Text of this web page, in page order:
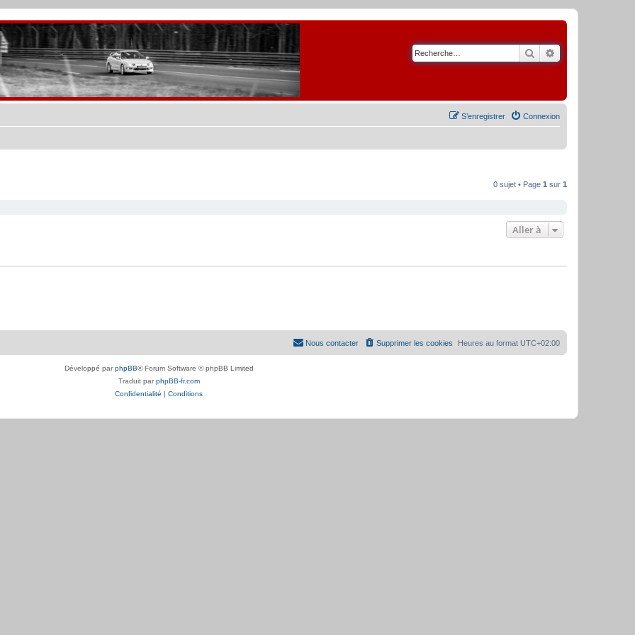
Rechercher
Connexion
S’enregistrer
0 sujet • Page 1 sur 1
Aller à
Heures au format UTC+02:00
Supprimer les cookies
Nous contacter
Développé parphpBB® Forum Software © phpBB Limited
Traduit parphpBB-fr.com
Confidentialité | Conditions